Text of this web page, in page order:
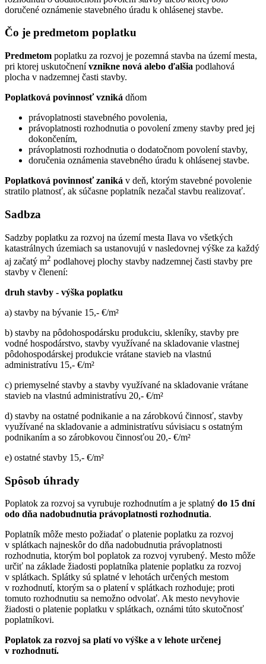
doručené oznámenie stavebného úradu k ohlásenej stavbe.
Čo je predmetom poplatku
Predmetom poplatku za rozvoj je pozemná stavba na území mesta,
pri ktorej uskutočnenívznikne nová alebo ďalšia podlahová
plocha v nadzemnej časti stavby.
Poplatková povinnosť vzniká dňom
právoplatnosti stavebného povolenia,
právoplatnosti rozhodnutia o povolení zmeny stavby pred jej
dokončením,
právoplatnosti rozhodnutia o dodatočnom povolení stavby,
doručenia oznámenia stavebného úradu k ohlásenej stavbe.
Poplatková povinnosť zaniká v deň, ktorým stavebné povolenie
stratilo platnosť, ak súčasne poplatník nezačal stavbu realizovať.
Sadbza
Sadzby poplatku za rozvoj na území mesta Ilava vo všetkých
katastrálnych územiach sa ustanovujú v nasledovnej výške za každý
aj začatý m2 podlahovej plochy stavby nadzemnej časti stavby pre
stavby v členení:
druh stavby - výška poplatku
a) stavby na bývanie 15,- €/m²
b) stavby na pôdohospodársku produkciu, skleníky, stavby pre
vodné hospodárstvo, stavby využívané na skladovanie vlastnej
pôdohospodárskej produkcie vrátane stavieb na vlastnú
administratívu 15,- €/m²
c) priemyselné stavby a stavby využívané na skladovanie vrátane
stavieb na vlastnú administratívu 20,- €/m²
d) stavby na ostatné podnikanie a na zárobkovú činnosť, stavby
využívané na skladovanie a administratívu súvisiacu s ostatným
podnikaním a so zárobkovou činnosťou 20,- €/m²
e) ostatné stavby 15,- €/m²
Spôsob úhrady
Poplatok za rozvoj sa vyrubuje rozhodnutím a je splatný do 15 dní
odo dňa nadobudnutia právoplatnosti rozhodnutia.
Poplatník môže mesto požiadať o platenie poplatku za rozvoj
v splátkach najneskôr do dňa nadobudnutia právoplatnosti
rozhodnutia, ktorým bol poplatok za rozvoj vyrubený. Mesto môže
určiť na základe žiadosti poplatníka platenie poplatku za rozvoj
v splátkach. Splátky sú splatné v lehotách určených mestom
v rozhodnutí, ktorým sa o platení v splátkach rozhoduje; proti
tomuto rozhodnutiu sa nemožno odvolať. Ak mesto nevyhovie
žiadosti o platenie poplatku v splátkach, oznámi túto skutočnosť
poplatníkovi.
Poplatok za rozvoj sa platí vo výške a v lehote určenej
v rozhodnutí.